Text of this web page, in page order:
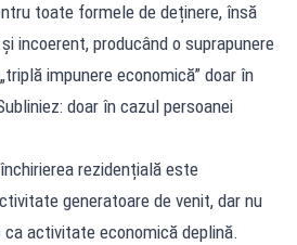
toate formele de deținere, însă
incoerent, producând o suprapunere
impunere economică” doar în
doar în cazul persoanei
rezidențială este
generatoare de venit, dar nu
activitate economică deplină.